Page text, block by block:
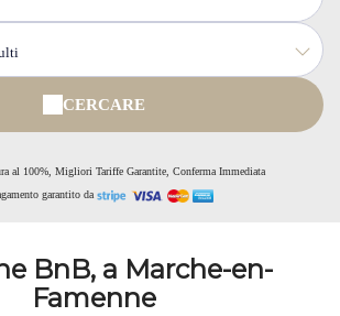
CERCARE
al 100%, Migliori Tariffe Garantite, Conferma Immediata
garantito da
BnB, a Marche-en-
Famenne